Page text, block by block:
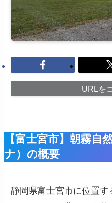
URLを
【富士宮市】朝霧自
ナ）の概要
静岡県富士宮市に位置